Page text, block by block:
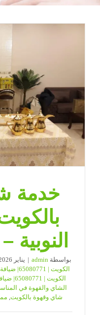
خدمة
النوبية – 65080771
بواسطة admin
| يناير 29th, 2026
الكويت | 65080771| ضيافة الكويت
الكويت | 65080771| ضيافة الكويت
الشاي والقهوة في
شاي وقهوة بالكويت,